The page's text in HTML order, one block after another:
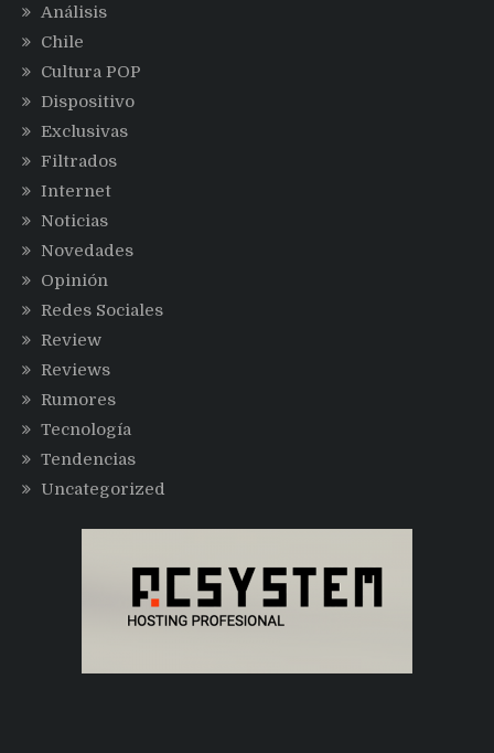
Análisis
Chile
Cultura POP
Dispositivo
Exclusivas
Filtrados
Internet
Noticias
Novedades
Opinión
Redes Sociales
Review
Reviews
Rumores
Tecnología
Tendencias
Uncategorized